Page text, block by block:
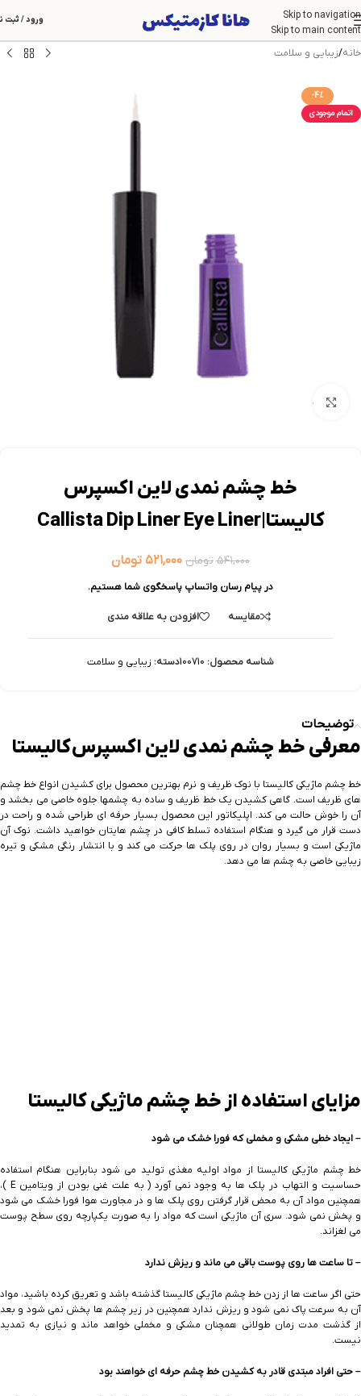
Skip to navigation
Skip to main content
ورود / ثبت
خانه/زیبایی و سلامت
-4%
اتمام موجودی
بزرگنمایی تصویر
خط چشم نمدی لاین اکسپرس
کالیستا|Callista Dip Liner Eye Liner
۵۴۱,۰۰۰ تومان ۵۲۱,۰۰۰ تومان
در پیام رسان واتساپ پاسخگوی شما هستیم.
مقایسه افزودن به علاقه مندی
شناسه محصول: 100710دسته: زیبایی و سلامت
توضیحات
معرفی خط چشم نمدی لاین اکسپرس کالیستا
خط چشم ماژیکی کالیستا با نوک ظریف و نرم بهترین محصول برای کشیدن انواع خط چشم
های ظریف است. گاهی کشیدن یک خط ظریف و ساده به چشمها جلوه خاصی می بخشد و
آن را خوش حالت می کند. اپلیکاتور این محصول بسیار حرفه ای طراحی شده و راحت در
دست قرار می گیرد و هنگام استفاده تسلط کافی در چشم هایتان خواهید داشت. نوک آن
ماژیکی است و بسیار روان در روی پلک ها حرکت می کند و با انتشار رنگی مشکی و تیره
زیبایی خاصی به چشم ها می دهد.
مزایای استفاده از خط چشم ماژیکی کالیستا
– ایجاد خطی مشکی و مخملی که فورا خشک می شود
خط چشم ماژیکی کالیستا از مواد اولیه مغذی تولید می شود بنابراین هنگام استفاده
حساسیت و التهاب در پلک ها به وجود نمی آورد ( به علت غنی بودن از ویتامین E )،
همچنین مواد آن به محض قرار گرفتن روی پلک ها و در مجاورت هوا فورا خشک می شود
و پخش نمی شود. سری آن ماژیکی است که مواد را به صورت یکپارچه روی سطح پوست
می لغزاند.
– تا ساعت ها روی پوست باقی می ماند و ریزش ندارد
حتی اگر ساعت ها از زدن خط چشم ماژیکی کالیستا گذشته باشد و تعریق کرده باشید، مواد
آن به سرعت پاک نمی شود و ریزش ندارد همچنین در زیر چشم ها پخش نمی شود و بعد
از گذشت مدت زمان طولانی همچنان مشکی و مخملی خواهد ماند و نیازی به تمدید
نیست.
– حتی افراد مبتدی قادر به کشیدن خط چشم حرفه ای خواهند بود